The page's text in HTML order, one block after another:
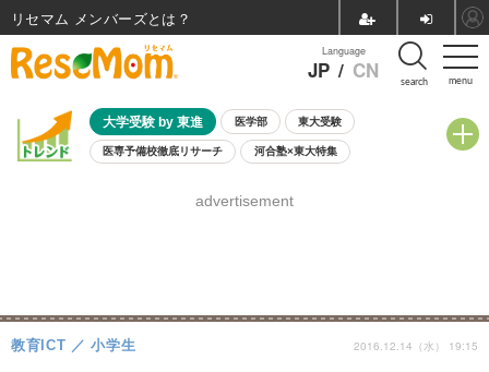
menu
Language
JP / CN search
大学受験 by 東進 医学部 東大受験
医専予備校徹底リサーチ 河合塾×東大特集
8月開催学校説明会・相談会
advertisement
教育ICT 小学生 2016.12.14（水） 19:15
リセマム メンバーズ